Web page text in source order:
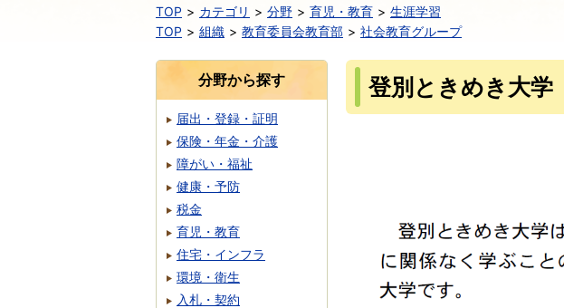
TOP
カテゴリ 分野 育児・教育
生涯学習
TOP
組織 教育委員会教育部 社会教育グループ
登別ときめき大学
分野から探す
届出・登録・証明
保険・年金・介護
障がい・福祉
健康・予防
税金
育児・教育
住宅・インフラ
環境・衛生
入札・契約